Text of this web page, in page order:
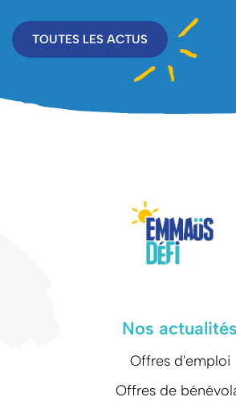
TOUTES LES ACTUS
Nos actualités
Offres d'emploi
Offres de